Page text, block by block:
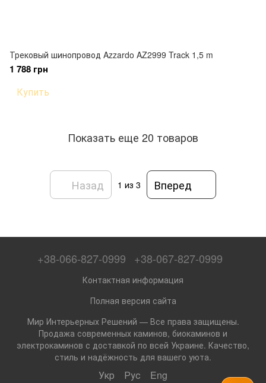
Трековый шинопровод Azzardo AZ2999 Track 1,5 m
1 788 грн
Купить
Показать еще 20 товаров
Назад 1 из 3 Вперед
+38-066-827-0999 +38-067-827-0999
Контактная информация
Полная версия сайта
Мир Интерьерных Решений — Все права защищены.
Продажа современных каминов, биокаминов и
электрокаминов с доставкой по всей Украине. Качество,
стиль и надёжность для вашего уюта.
Укр Рус Eng